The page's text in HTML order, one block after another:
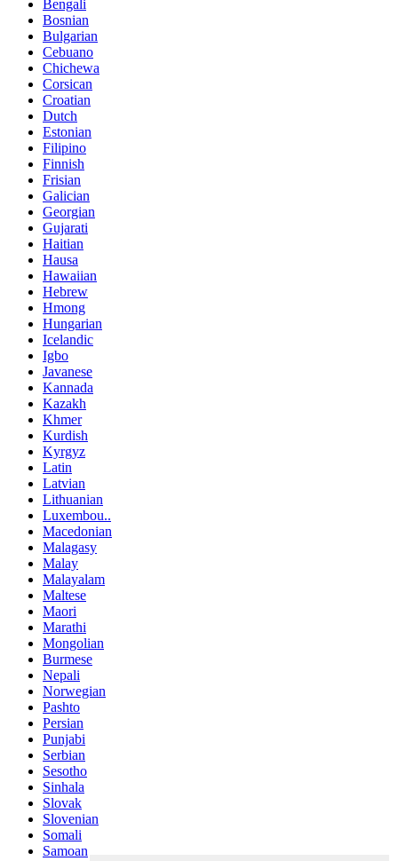
Bengali
Bosnian
Bulgarian
Cebuano
Chichewa
Corsican
Croatian
Dutch
Estonian
Filipino
Finnish
Frisian
Galician
Georgian
Gujarati
Haitian
Hausa
Hawaiian
Hebrew
Hmong
Hungarian
Icelandic
Igbo
Javanese
Kannada
Kazakh
Khmer
Kurdish
Kyrgyz
Latin
Latvian
Lithuanian
Luxembou..
Macedonian
Malagasy
Malay
Malayalam
Maltese
Maori
Marathi
Mongolian
Burmese
Nepali
Norwegian
Pashto
Persian
Punjabi
Serbian
Sesotho
Sinhala
Slovak
Slovenian
Somali
Samoan